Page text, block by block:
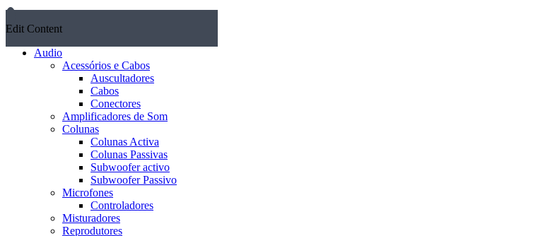
Edit Content
Audio
Acessórios e Cabos
Auscultadores
Cabos
Conectores
Amplificadores de Som
Colunas
Colunas Activa
Colunas Passivas
Subwoofer activo
Subwoofer Passivo
Microfones
Controladores
Misturadores
Reprodutores